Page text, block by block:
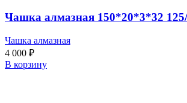
Чашка алмазная 150*20*3*32
Чашка алмазная
4 000 ₽
В корзину